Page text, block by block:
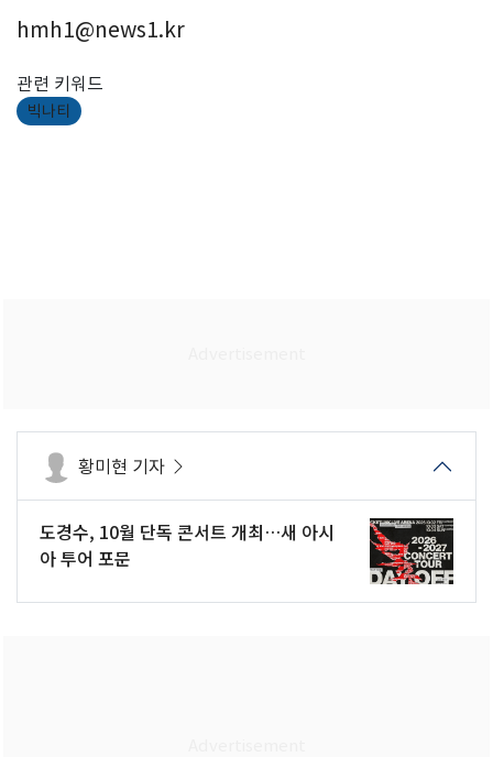
hmh1@news1.kr
관련 키워드
빅나티
황미현 기자
도경수, 10월 단독 콘서트 개최…새 아시
아 투어 포문